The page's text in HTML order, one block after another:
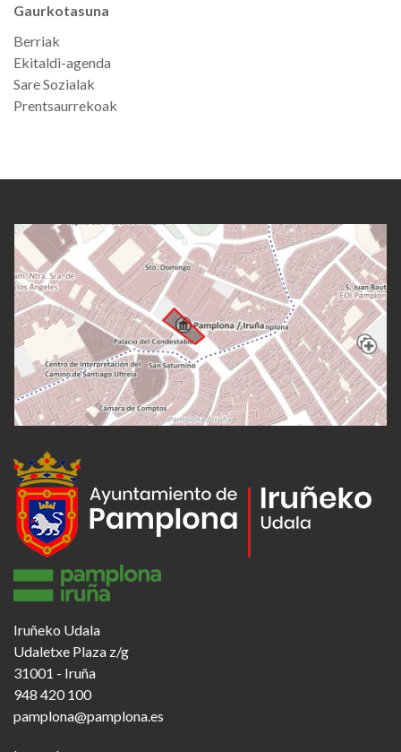
Gaurkotasuna
Berriak
Ekitaldi-agenda
Sare Sozialak
Prentsaurrekoak
Iruñeko Udala
Udaletxe Plaza z/g
31001 - Iruña
948 420 100
pamplona@pamplona.es